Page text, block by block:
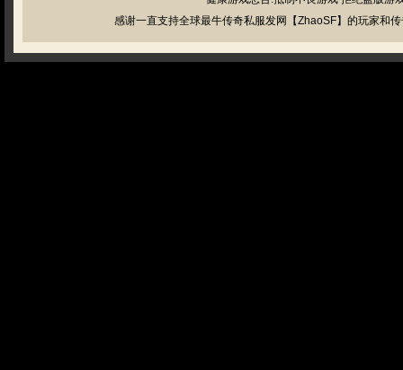
感谢一直支持全球最牛传奇私服发网【ZhaoSF】的玩家和